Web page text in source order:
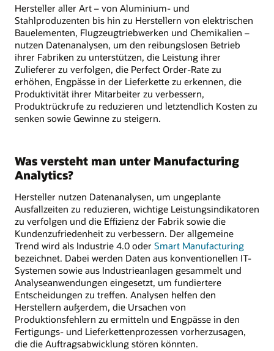
Hersteller aller Art – von Aluminium- und
Stahlproduzenten bis hin zu Herstellern von elektrischen
Bauelementen, Flugzeugtriebwerken und Chemikalien –
nutzen Datenanalysen, um den reibungslosen Betrieb
ihrer Fabriken zu unterstützen, die Leistung ihrer
Zulieferer zu verfolgen, die Perfect Order-Rate zu
erhöhen, Engpässe in der Lieferkette zu erkennen, die
Produktivität ihrer Mitarbeiter zu verbessern,
Produktrückrufe zu reduzieren und letztendlich Kosten zu
senken sowie Gewinne zu steigern.
Was versteht man unter Manufacturing
Analytics?
Hersteller nutzen Datenanalysen, um ungeplante
Ausfallzeiten zu reduzieren, wichtige Leistungsindikatoren
zu verfolgen und die Effizienz der Fabrik sowie die
Kundenzufriedenheit zu verbessern. Der allgemeine
Trend wird als Industrie 4.0 oder Smart Manufacturing
bezeichnet. Dabei werden Daten aus konventionellen IT-
Systemen sowie aus Industrieanlagen gesammelt und
Analyseanwendungen eingesetzt, um fundiertere
Entscheidungen zu treffen. Analysen helfen den
Herstellern außerdem, die Ursachen von
Produktionsfehlern zu ermitteln und Engpässe in den
Fertigungs- und Lieferkettenprozessen vorherzusagen,
die die Auftragsabwicklung stören könnten.